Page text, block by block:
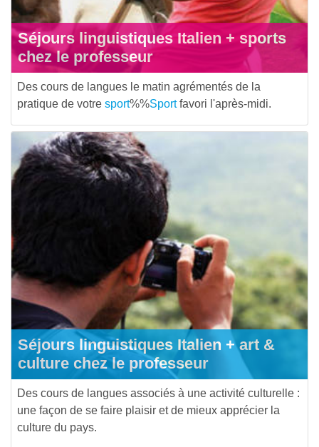
Séjours linguistiques Italien + sports
chez le professeur
Des cours de langues le matin agrémentés de la
pratique de votre sport%%Sportfavori l'après-midi.
Séjours linguistiques Italien + art &
culture chez le professeur
Des cours de langues associés à une activité culturelle :
une façon de se faire plaisir et de mieux apprécier la
culture du pays.